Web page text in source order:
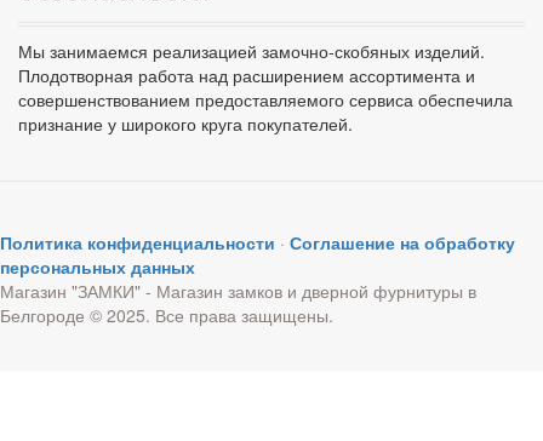
Мы занимаемся реализацией замочно-скобяных изделий.
Плодотворная работа над расширением ассортимента и
совершенствованием предоставляемого сервиса обеспечила
признание у широкого круга покупателей.
Политика конфиденциальности · Соглашение на обработку
персональных данных
Магазин "ЗАМКИ" - Магазин замков и дверной фурнитуры в
Белгороде © 2025. Все права защищены.